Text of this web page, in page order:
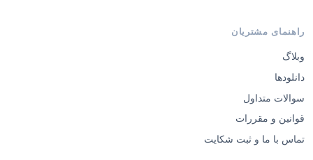
دانلودها
سوالات متداول
قوانین و مقررات
تماس با ما و ثبت شکایت